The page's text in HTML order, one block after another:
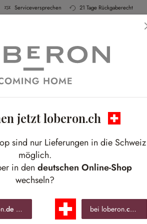
Serviceversprechen 21 Tage Rückgaberecht
Bad
jetzt loberon.ch
sind nur Lieferungen in die Schweiz
möglich.
in den deutschen Online-Shop
wechseln?
de bei loberon.ch